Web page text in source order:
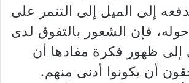
إلى الميل إلى التنمر على
فإن الشعور بالتفوق لدى
إلى ظهور فكرة مفادها أن
أن يكونوا أدنى منهم.